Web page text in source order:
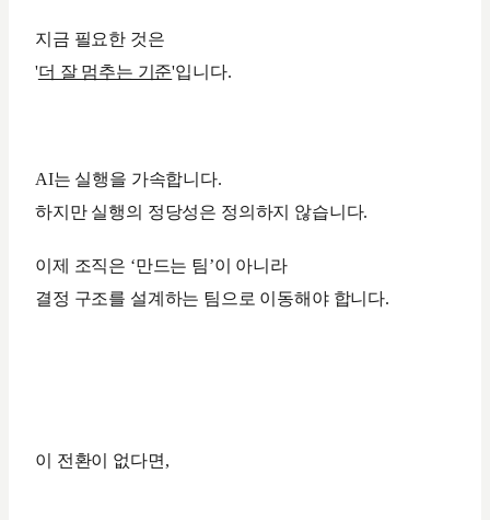
지금 필요한 것은
'더 잘 멈추는 기준'입니다.
AI는 실행을 가속합니다.
하지만 실행의 정당성은 정의하지 않습니다.
이제 조직은 ‘만드는 팀’이 아니라
결정 구조를 설계하는 팀으로 이동해야 합니다.
이 전환이 없다면,